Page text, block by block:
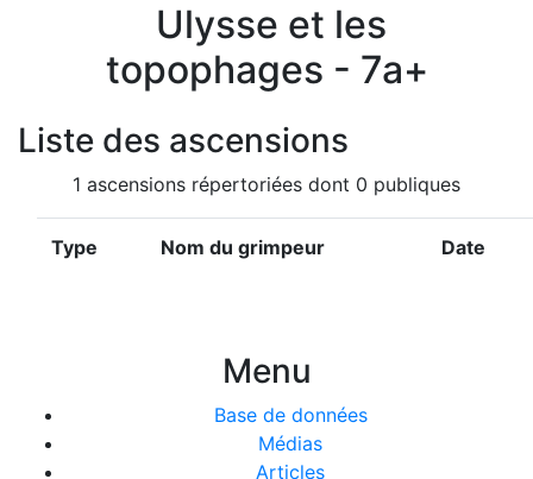
Ulysse et les
topophages - 7a+
Liste des ascensions
1 ascensions répertoriées dont 0 publiques
Type Nom du grimpeur Date
Menu
Base de données
Médias
Articles